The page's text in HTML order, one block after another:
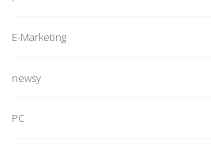
E-Marketing
newsy
PC